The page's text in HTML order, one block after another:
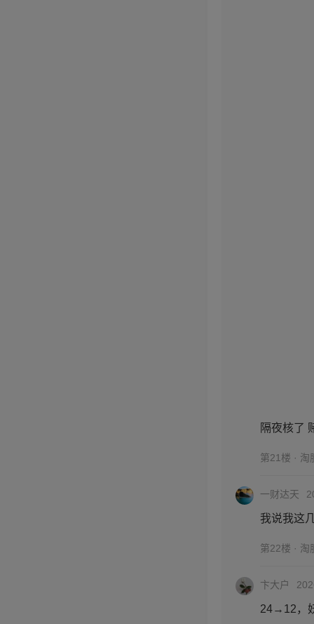
隔夜核了
第21楼 · 淘
一财达天
我说我这
第22楼 · 淘
卞大户
24→12，